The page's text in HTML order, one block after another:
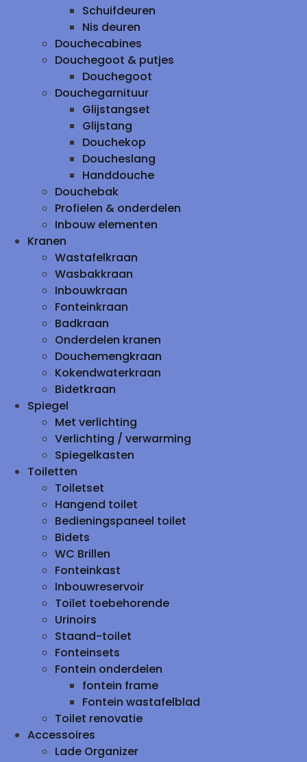
Schuifdeuren
Nis deuren
Douchecabines
Douchegoot & putjes
Douchegoot
Douchegarnituur
Glijstangset
Glijstang
Douchekop
Doucheslang
Handdouche
Douchebak
Profielen & onderdelen
Inbouw elementen
Kranen
Wastafelkraan
Wasbakkraan
Inbouwkraan
Fonteinkraan
Badkraan
Onderdelen kranen
Douchemengkraan
Kokendwaterkraan
Bidetkraan
Spiegel
Met verlichting
Verlichting / verwarming
Spiegelkasten
Toiletten
Toiletset
Hangend toilet
Bedieningspaneel toilet
Bidets
WC Brillen
Fonteinkast
Inbouwreservoir
Toilet toebehorende
Urinoirs
Staand-toilet
Fonteinsets
Fontein onderdelen
fontein frame
Fontein wastafelblad
Toilet renovatie
Accessoires
Lade Organizer